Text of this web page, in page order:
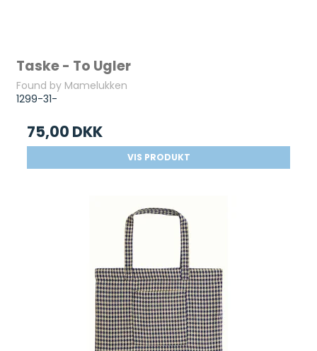
Taske - To Ugler
Found by Mamelukken
1299-31-
75,00 DKK
VIS PRODUKT